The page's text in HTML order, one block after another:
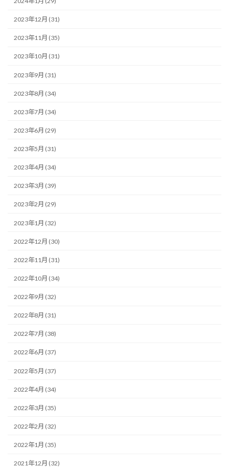
2023年12月 (31)
2023年11月 (35)
2023年10月 (31)
2023年9月 (31)
2023年8月 (34)
2023年7月 (34)
2023年6月 (29)
2023年5月 (31)
2023年4月 (34)
2023年3月 (39)
2023年2月 (29)
2023年1月 (32)
2022年12月 (30)
2022年11月 (31)
2022年10月 (34)
2022年9月 (32)
2022年8月 (31)
2022年7月 (38)
2022年6月 (37)
2022年5月 (37)
2022年4月 (34)
2022年3月 (35)
2022年2月 (32)
2022年1月 (35)
2021年12月 (32)